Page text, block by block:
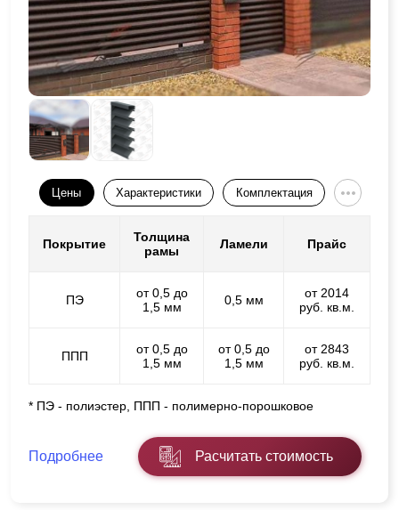
Цены Характеристики Комплектация
Покрытие
Толщина
рамы
Ламели Прайс
ПЭ
от 0,5 до
1,5 мм
0,5 мм
от 2014
руб. кв.м.
ППП
от 0,5 до
1,5 мм
от 0,5 до
1,5 мм
от 2843
руб. кв.м.
* ПЭ - полиэстер, ППП - полимерно-порошковое
Подробнее Расчитать стоимость